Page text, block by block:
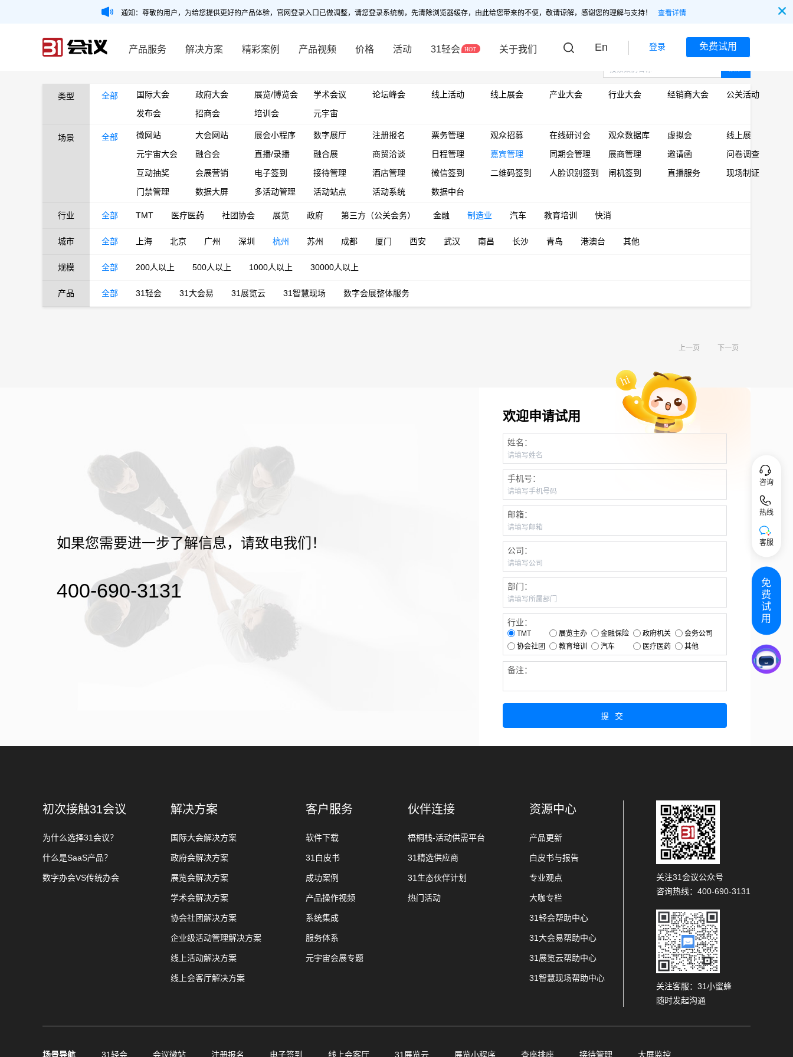
通知：尊敬的用户，为给您提供更好的产品体验，官网登录入口已做调整，请您登录系统前，先清除浏览器缓存，由此给您带来的不便，敬请谅解，感谢您的理解与支持！ 查看详情
产品服务 解决方案 精彩案例 产品视频 价格 活动 31轻会 关于我们 En 登录 免费试用
类型 全部 国际大会 政府大会 展览/博览会 学术会议 论坛峰会 线上活动 线上展会 产业大会 行业大会 经销商大会
公关活动
发布会
招商会 培训会 元宇宙
场景 全部 微网站 大会网站 展会小程序 数字展厅 注册报名 票务管理 观众招募 在线研讨会 观众数据库 虚拟会
线上展
元宇宙大会
融合会 直播/录播 融合展 商贸洽谈 日程管理 嘉宾管理 同期会管理 展商管理 邀请函
问卷调查
互动抽奖
会展营销 电子签到 接待管理 酒店管理 微信签到 二维码签到 人脸识别签到 闸机签到 直播服务
现场制证
门禁管理
数据大屏 多活动管理 活动站点 活动系统 数据中台
行业 全部 TMT 医疗医药 社团协会 展览 政府 第三方（公关会务） 金融 制造业 汽车 教育培训 快消
城市 全部 上海 北京 广州 深圳 杭州 苏州 成都 厦门 西安 武汉 南昌 长沙 青岛 港澳台 其他
规模 全部 200人以上 500人以上 1000人以上 30000人以上
产品 全部 31轻会 31大会易 31展览云 31智慧现场 数字会展整体服务
上一页 下一页
如果您需要进一步了解信息，请致电我们！
400-690-3131
欢迎申请试用
姓名：
手机号：
邮箱：
公司：
部门：
行业：
TMT 展览主办 金融保险 政府机关
会务公司
协会社团
教育培训 汽车 医疗医药 其他
备注：
提交
初次接触31会议
为什么选择31会议？
什么是SaaS产品？
数字办会VS传统办会
解决方案
国际大会解决方案
政府会解决方案
展览会解决方案
学术会解决方案
协会社团解决方案
企业级活动管理解决方案
线上活动解决方案
线上会客厅解决方案
客户服务
软件下载
31白皮书
成功案例
产品操作视频
系统集成
服务体系
元宇宙会展专题
伙伴连接
梧桐栈-活动供需平台
31精选供应商
31生态伙伴计划
热门活动
资源中心
产品更新
白皮书与报告
专业观点
大咖专栏
31轻会帮助中心
31大会易帮助中心
31展览云帮助中心
31智慧现场帮助中心
关注31会议公众号
咨询热线：400-690-3131
关注客服：31小蜜蜂
随时发起沟通
场景导航 31轻会 会议微站 注册报名 电子签到 线上会客厅 31展览云 展览小程序 查座排座 接待管理 大屏监控
咨询
热线
客服
免
费
试
用